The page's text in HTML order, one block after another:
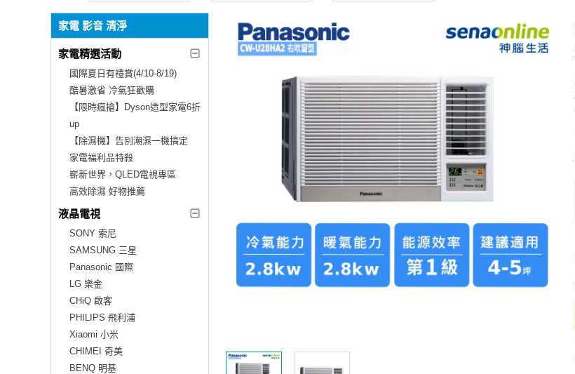
家電 影音 清淨
家電精選活動
國際夏日有禮賞(4/10-8/19)
酷暑激省 冷氣狂歡購
【限時瘋搶】Dyson造型家電6折
up
【除濕機】告別潮濕一機搞定
家電福利品特殺
嶄新世界，QLED電視專區
高效除濕 好物推薦
液晶電視
SONY 索尼
SAMSUNG 三星
Panasonic 國際
LG 樂金
CHiQ 啟客
PHILIPS 飛利浦
Xiaomi 小米
CHIMEI 奇美
BENQ 明基